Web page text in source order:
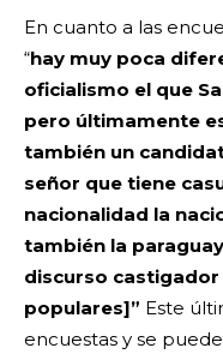
En cuanto a las
“hay muy poca
oficialismo el que
pero últimamente
también un
señor que tiene
nacionalidad la
también la
discurso
populares]” Este
encuestas y se